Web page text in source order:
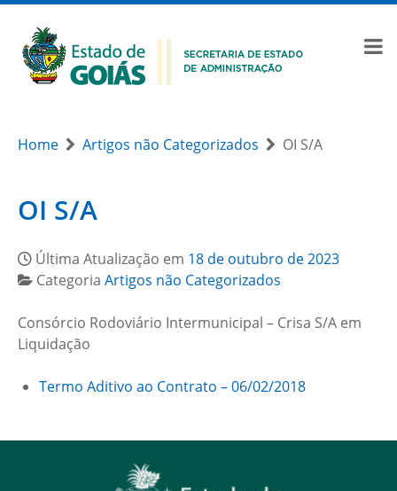
Home Artigos não Categorizados OI S/A
OI S/A
Última Atualização em 18 de outubro de 2023
Categoria Artigos não Categorizados
Consórcio Rodoviário Intermunicipal – Crisa S/A em
Liquidação
Termo Aditivo ao Contrato – 06/02/2018